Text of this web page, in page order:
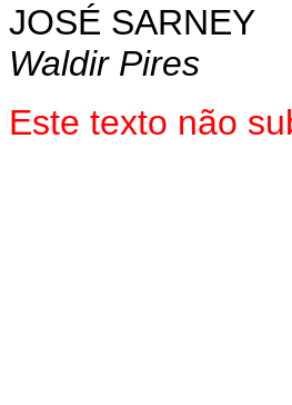
JOSÉ SARNEY
Waldir Pires
Este texto não